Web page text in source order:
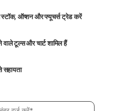
स्टॉक, ऑप्शन और फ्यूचर्स ट्रेड करें
वाले टूल्स और चार्ट शामिल हैं
सहायता
आवश्यक है